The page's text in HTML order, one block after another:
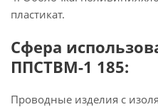
пластикат.
Сфера
ППСТВМ-1 185:
Проводные изделия с